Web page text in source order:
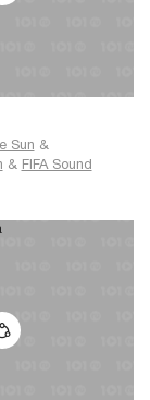
Sun &
& FIFA Sound